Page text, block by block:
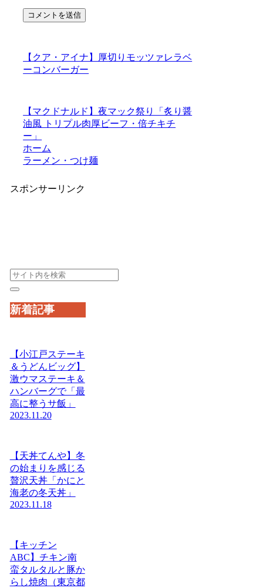
【クア・アイナ】厚切りモッツァレラベ
ーコンバーガー
【マクドナルド】夜マック祭り「炙り醤
油風 トリプル肉厚ビーフ・倍チキチ
ー」
ホーム
ラーメン・つけ麺
スポンサーリンク
新着記事
【小江戸ステーキ
＆うどんビッグ】
激ウマステーキ＆
ハンバーグで「最
高に整うサ飯」
2023.11.20
【天丼てんや】冬
の始まりを感じる
贅沢天丼「かにと
海老の冬天丼」
2023.11.18
【キッチン
ABC】チキン南
蛮タルタルと豚か
らし焼肉（東京都